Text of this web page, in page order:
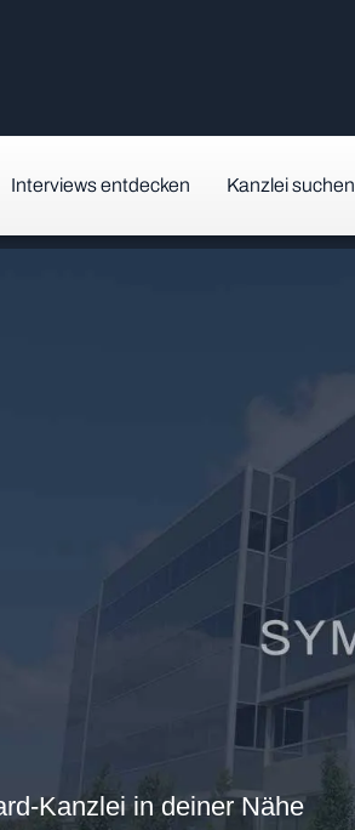
Interviews entdecken Kanzlei suchen
Kanzlei in deiner Nähe